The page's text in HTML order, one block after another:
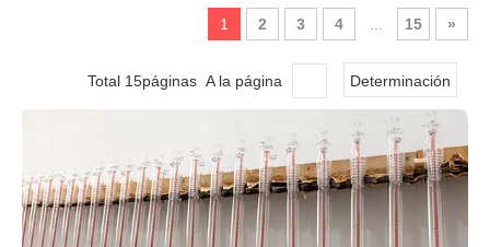
1 2 3 4 15 »
Total 15páginas A la página Determinación